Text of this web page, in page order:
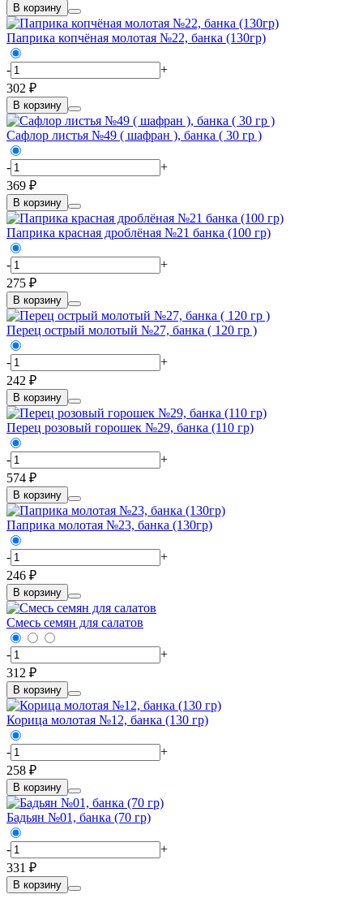
В корзину
Паприка копчёная молотая №22, банка (130гр)
-
+
302 ₽
В корзину
Сафлор листья №49 ( шафран ), банка ( 30 гр )
-
+
369 ₽
В корзину
Паприка красная дроблёная №21 банка (100 гр)
-
+
275 ₽
В корзину
Перец острый молотый №27, банка ( 120 гр )
-
+
242 ₽
В корзину
Перец розовый горошек №29, банка (110 гр)
-
+
574 ₽
В корзину
Паприка молотая №23, банка (130гр)
-
+
246 ₽
В корзину
Смесь семян для салатов
-
+
312 ₽
В корзину
Корица молотая №12, банка (130 гр)
-
+
258 ₽
В корзину
Бадьян №01, банка (70 гр)
-
+
331 ₽
В корзину